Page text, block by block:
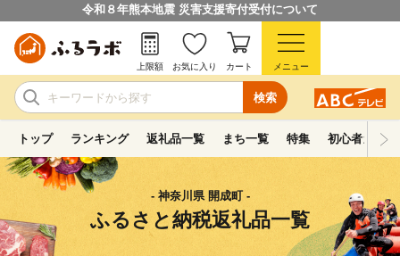
令和８年熊本地震 災害支援寄付受付について
検索
上限額 お気に入り カート メニュー
トップ ランキング 返礼品一覧 まち一覧 特集 初心者ガイド
- 神奈川県 開成町 -
ふるさと納税返礼品一覧